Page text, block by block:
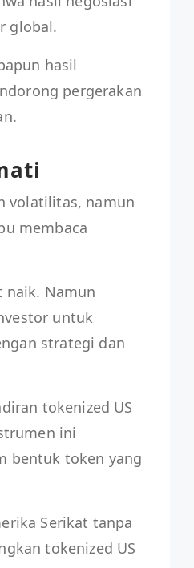
global.
hasil
pergerakan
volatilitas, namun
membaca
naik. Namun
untuk
strategi dan
tokenized US
ini
bentuk token yang
Serikat tanpa
tokenized US